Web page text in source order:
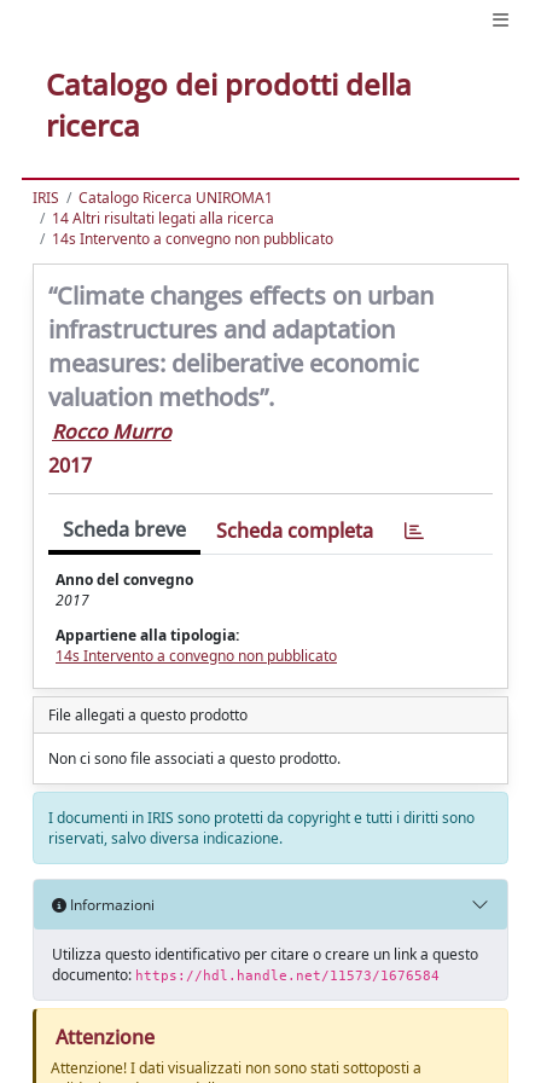
Catalogo dei prodotti della
ricerca
IRIS
Catalogo Ricerca UNIROMA1
14 Altri risultati legati alla ricerca
14s Intervento a convegno non pubblicato
“Climate changes effects on urban
infrastructures and adaptation
measures: deliberative economic
valuation methods”.
Rocco Murro
2017
Scheda breve Scheda completa
Anno del convegno
2017
Appartiene alla tipologia:
14s Intervento a convegno non pubblicato
File allegati a questo prodotto
Non ci sono file associati a questo prodotto.
I documenti in IRIS sono protetti da copyright e tutti i diritti sono
riservati, salvo diversa indicazione.
Informazioni
Utilizza questo identificativo per citare o creare un link a questo
documento: https://hdl.handle.net/11573/1676584
Attenzione
Attenzione! I dati visualizzati non sono stati sottoposti a